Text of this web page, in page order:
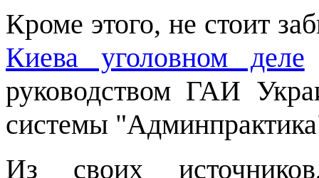
Кроме этого, не стоит
Киева уголовном деле
руководством ГАИ
системы
Из своих